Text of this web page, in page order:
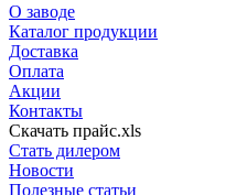
О заводе
Каталог продукции
Доставка
Оплата
Акции
Контакты
Скачать прайс.xls
Стать дилером
Новости
Полезные статьи